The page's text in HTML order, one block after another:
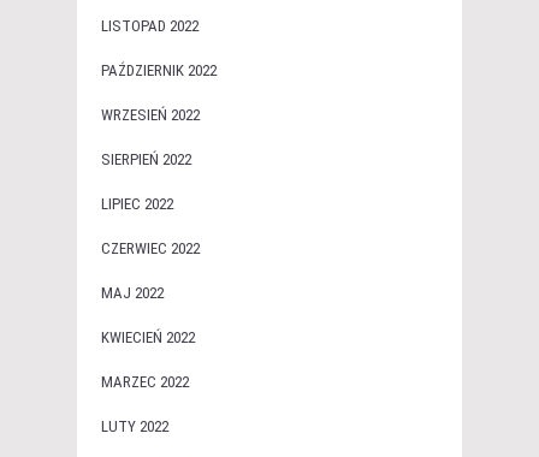
LISTOPAD 2022
PAŹDZIERNIK 2022
WRZESIEŃ 2022
SIERPIEŃ 2022
LIPIEC 2022
CZERWIEC 2022
MAJ 2022
KWIECIEŃ 2022
MARZEC 2022
LUTY 2022